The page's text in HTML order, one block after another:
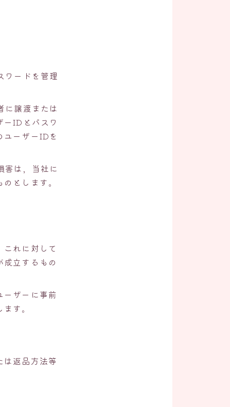
ワードを管理
に譲渡または
IDとパスワ
ーザーIDを
害は，当社に
とします。
れに対して
立するもの
ーザーに事前
す。
は返品方法等